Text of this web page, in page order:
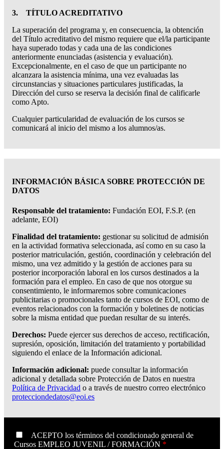
3. TÍTULO ACREDITATIVO
La superación del programa y, en consecuencia, la obtención
del Título acreditativo del mismo requiere que el/la participante
haya superado todas y cada una de las condiciones
anteriormente enunciadas (asistencia y evaluación).
Excepcionalmente, en el caso de que un participante no
alcanzara la asistencia mínima, una vez evaluadas las
circunstancias y situaciones particulares justificadas, la
Dirección del curso se reserva la decisión final de calificarle
como Apto.
Cualquier particularidad de evaluación de los cursos se
comunicará al inicio del mismo a los alumnos/as.
INFORMACIÓN BÁSICA SOBRE PROTECCIÓN DE
DATOS
Responsable del tratamiento: Fundación EOI, F.S.P. (en
adelante, EOI)
Finalidad del tratamiento: gestionar su solicitud de admisión
en la actividad formativa seleccionada, así como en su caso la
posterior matriculación, gestión, coordinación y celebración del
mismo, una vez admitido y la gestión de acciones para su
posterior incorporación laboral en los cursos destinados a la
formación para el empleo. En caso de que nos otorgue su
consentimiento, le informaremos sobre comunicaciones
publicitarias o promocionales tanto de cursos de EOI, como de
eventos relacionados con la formación y boletines de noticias
sobre la misma entidad que puedan resultar de su interés.
Derechos: Puede ejercer sus derechos de acceso, rectificación,
supresión, oposición, limitación del tratamiento y portabilidad
siguiendo el enlace de la Información adicional.
Información adicional: puede consultar la información
adicional y detallada sobre Protección de Datos en nuestra
Política de Privacidad o a través de nuestro correo electrónico
protecciondedatos@eoi.es
ACEPTO los términos del condicionado general de
Cursos EMPLEO JUVENIL / FORMACIÓN *